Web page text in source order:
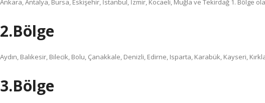
Ankara, Antalya, Bursa, Eskişehir, İstanbul, İzmir, Kocaeli, Muğla ve Tekirdağ 1. Bölge
2.Bölge
Aydın, Balıkesir, Bilecik, Bolu, Çanakkale, Denizli, Edirne, Isparta, Karabük, Kayseri,
3.Bölge